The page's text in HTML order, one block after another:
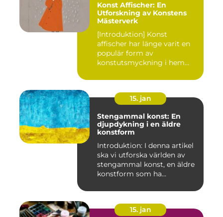
Konst Affischer: En
Utforskning av Konstens
Mästerverk
[Introduktion] Konst
affischer har länge varit en
populär form av
konstutsmyckning i hem
15. jan
Stengammal konst: En
djupdykning i en äldre
konstform
Introduktion: I denna artikel
ska vi utforska världen av
stengammal konst, en äldre
konstform som ha...
15. jan